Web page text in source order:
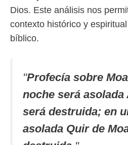
Dios. Este análisis nos
contexto histórico y
bíblico.
"Profecía sobre
noche será asolada
será destruida; en
asolada Quir de